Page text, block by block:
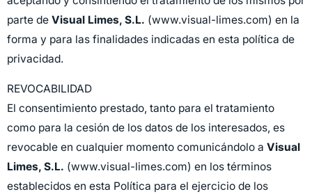
parte de Visual Limes, S.L. (www.visual-limes.com) en la
forma y para las finalidades indicadas en esta política de
privacidad.
REVOCABILIDAD
El consentimiento prestado, tanto para el tratamiento
como para la cesión de los datos de los interesados, es
revocable en cualquier momento comunicándolo a Visual
Limes, S.L. (www.visual-limes.com) en los términos
establecidos en esta Política para el ejercicio de los